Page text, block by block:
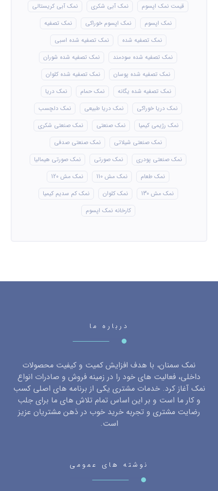
قیمت نمک اپسوم
نمک آبی شکری
نمک آبی کریستالی
نمک اپسوم
نمک اپسوم خوراکی
نمک تصفیه
نمک تصفیه شده
نمک تصفیه شده اسبی
نمک تصفیه شده سودمند
نمک تصفیه شده شوران
نمک تصفیه شده پوسان
نمک تصفیه شده کلوان
نمک تصفیه شده یگانه
نمک حمام
نمک دریا
نمک دریا خوراکی
نمک دریا طبیعی
نمک دلچسب
نمک رژیمی کیمیا
نمک صنعتی
نمک صنعتی شکری
نمک صنعتی شیلاتی
نمک صنعتی صدفی
نمک صنعتی پودری
نمک صورتی
نمک صورتی هیمالیا
نمک طعام
نمک مش 110
نمک مش 120
نمک مش 130
نمک کلوان
نمک کم سدیم کیمیا
کارخانه نمک اپسوم
درباره ما
نمک سمنان، با هدف افزایش کمیت و کیفیت محصولات
داخلی، فعالیت های خود را در زمینه فروش و صادرات انواع
نمک آغاز کرد. خدمات مشتری یکی از برنامه های اصلی کسب
و کار ما است و بر این اساس تمام تلاش های ما برای جلب
رضایت مشتری و تجربه خرید خوب در ذهن مشتریان عزیز
است.
نوشته های عمومی